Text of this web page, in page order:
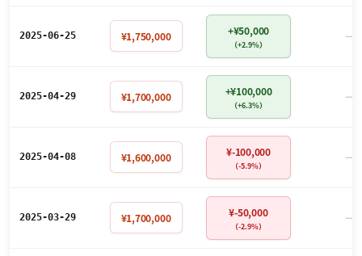
2025-06-25 ¥1,750,000 +¥50,000
（+2.9%） －
2025-04-29 ¥1,700,000 +¥100,000
（+6.3%） －
2025-04-08 ¥1,600,000 ¥-100,000
（-5.9%） －
2025-03-29 ¥1,700,000 ¥-50,000
（-2.9%） －